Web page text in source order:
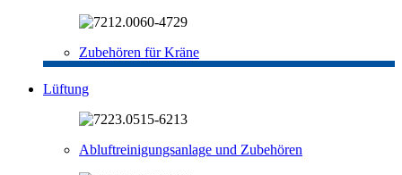
Zubehören für Kräne
Lüftung
Abluftreinigungsanlage und Zubehören